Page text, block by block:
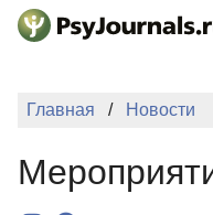
Перейти к основному
Главная Новости